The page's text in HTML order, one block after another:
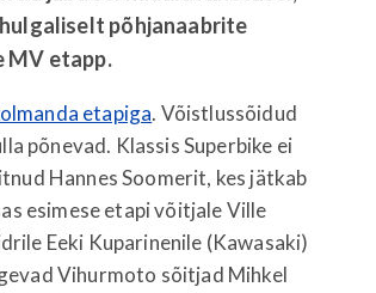
põhjanaabrite
MV etapp.
etapiga. Võistlussõidud
põnevad. Klassis Superbike ei
Hannes Soomerit, kes jätkab
esimese etapi võitjale Ville
Eeki Kuparinenile (Kawasaki)
Vihurmoto sõitjad Mihkel